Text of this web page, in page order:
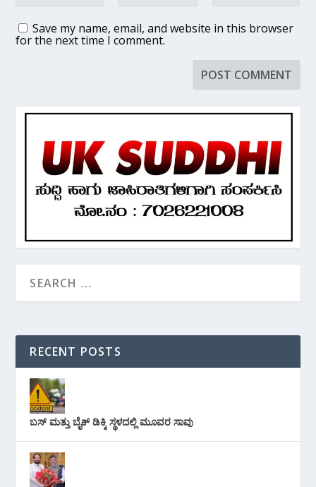
Save my name, email, and website in this browser
for the next time I comment.
RECENT POSTS
ಬಸ್ ಮತ್ತು ಬೈಕ್ ಡಿಕ್ಕಿ ಸ್ಥಳದಲ್ಲಿ ಮೂವರ ಸಾವು